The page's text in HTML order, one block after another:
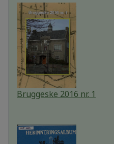
Bruggeske 2016 nr. 1